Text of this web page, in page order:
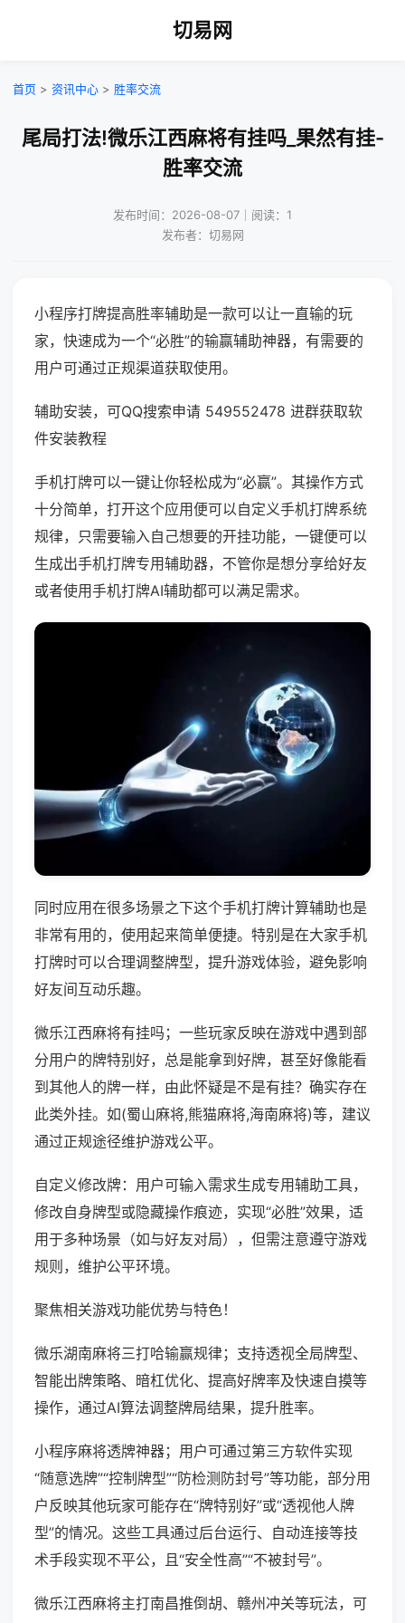
切易网
首页 > 资讯中心 > 胜率交流
尾局打法!微乐江西麻将有挂吗_果然有挂-
胜率交流
发布时间：2026-08-07｜阅读：1
发布者：切易网
小程序打牌提高胜率辅助是一款可以让一直输的玩
家，快速成为一个“必胜”的输赢辅助神器，有需要的
用户可通过正规渠道获取使用。
辅助安装，可QQ搜索申请 549552478 进群获取软
件安装教程
手机打牌可以一键让你轻松成为“必赢”。其操作方式
十分简单，打开这个应用便可以自定义手机打牌系统
规律，只需要输入自己想要的开挂功能，一键便可以
生成出手机打牌专用辅助器，不管你是想分享给好友
或者使用手机打牌AI辅助都可以满足需求。
同时应用在很多场景之下这个手机打牌计算辅助也是
非常有用的，使用起来简单便捷。特别是在大家手机
打牌时可以合理调整牌型，提升游戏体验，避免影响
好友间互动乐趣。
微乐江西麻将有挂吗；一些玩家反映在游戏中遇到部
分用户的牌特别好，总是能拿到好牌，甚至好像能看
到其他人的牌一样，由此怀疑是不是有挂？确实存在
此类外挂。如(蜀山麻将,熊猫麻将,海南麻将)等，建议
通过正规途径维护游戏公平。
自定义修改牌：用户可输入需求生成专用辅助工具，
修改自身牌型或隐藏操作痕迹，实现“必胜”效果，适
用于多种场景（如与好友对局），但需注意遵守游戏
规则，维护公平环境。
聚焦相关游戏功能优势与特色！
微乐湖南麻将三打哈输赢规律；支持透视全局牌型、
智能出牌策略、暗杠优化、提高好牌率及快速自摸等
操作，通过AI算法调整牌局结果，提升胜率。
小程序麻将透牌神器；用户可通过第三方软件实现
“随意选牌”“控制牌型”“防检测防封号”等功能，部分用
户反映其他玩家可能存在“牌特别好”或“透视他人牌
型”的情况。这些工具通过后台运行、自动连接等技
术手段实现不平公，且“安全性高”“不被封号”。
微乐江西麻将主打南昌推倒胡、赣州冲关等玩法，可